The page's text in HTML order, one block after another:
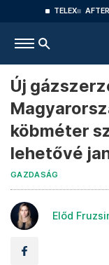
TELEX AFTER
Új
köbméter
lehetővé
GAZDASÁG
Előd